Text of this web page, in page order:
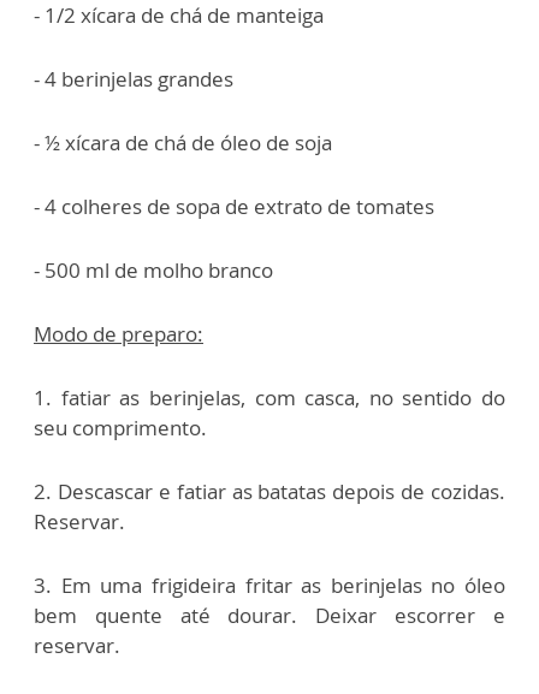
- 1/2 xícara de chá de manteiga
- 4 berinjelas grandes
- ½ xícara de chá de óleo de soja
- 4 colheres de sopa de extrato de tomates
- 500 ml de molho branco
Modo de preparo:
1. fatiar as berinjelas, com casca, no sentido do
seu comprimento.
2. Descascar e fatiar as batatas depois de cozidas.
Reservar.
3. Em uma frigideira fritar as berinjelas no óleo
bem quente até dourar. Deixar escorrer e
reservar.